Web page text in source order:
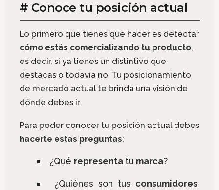
# Conoce tu posición actual
Lo primero que tienes que hacer es detectar
cómo estás comercializando tu producto,
es decir, si ya tienes un distintivo que
destacas o todavía no. Tu posicionamiento
de mercado actual te brinda una visión de
dónde debes ir.
Para poder conocer tu posición actual debes
hacerte estas preguntas:
¿Qué representa tu marca?
¿Quiénes son tus consumidores